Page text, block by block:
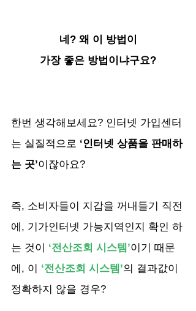
네? 왜 이 방법이
가장 좋은 방법이냐구요?
한번 생각해보세요? 인터넷 가입센터
는 실질적으로 ‘인터넷 상품을 판매하
는 곳’이잖아요?
즉, 소비자들이 지갑을 꺼내들기 직전
에, 기가인터넷 가능지역인지 확인 하
는 것이 ‘전산조회 시스템’이기 때문
에, 이 ‘전산조회 시스템’의 결과값이
정확하지 않을 경우?